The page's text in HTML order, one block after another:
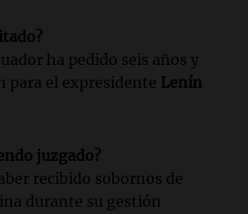
ha pedido seis años y
para el expresidente Lenín
juzgado?
recibido sobornos de
durante su gestión